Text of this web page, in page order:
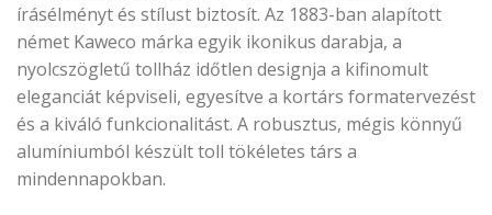
írásélményt és stílust biztosít. Az 1883-ban alapított
német Kaweco márka egyik ikonikus darabja, a
nyolcszögletű tollház időtlen designja a kifinomult
eleganciát képviseli, egyesítve a kortárs formatervezést
és a kiváló funkcionalitást. A robusztus, mégis könnyű
alumíniumból készült toll tökéletes társ a
mindennapokban.